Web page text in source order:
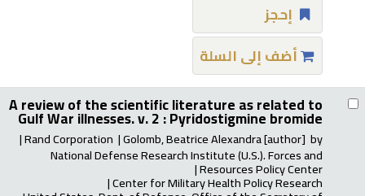
إحجز
أضف إلى السلة
A review of the scientific literature as related to
Gulf War illnesses. v. 2 : Pyridostigmine bromide
by
Golomb, Beatrice Alexandra[author]
Rand Corporation
National Defense Research Institute (U.S.). Forces and
Resources Policy Center
Center for Military Health Policy Research